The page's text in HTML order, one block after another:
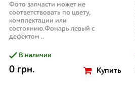
Фото запчасти может не
соответствовать по цвету,
комплектации или
состоянию.Фонарь левый с
дефектом ..
В наличии
0 грн. Купить